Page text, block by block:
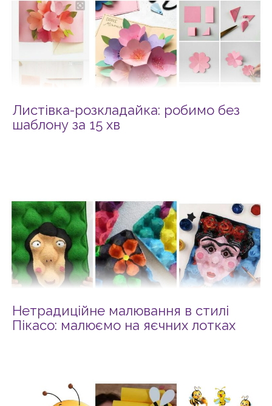
Листівка-розкладайка: робимо без
шаблону за 15 хв
Нетрадиційне малювання в стилі
Пікасо: малюємо на яєчних лотках